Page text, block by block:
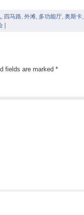
, 四马路, 外滩, 多功能厅, 奥斯卡,
|
fields are marked*